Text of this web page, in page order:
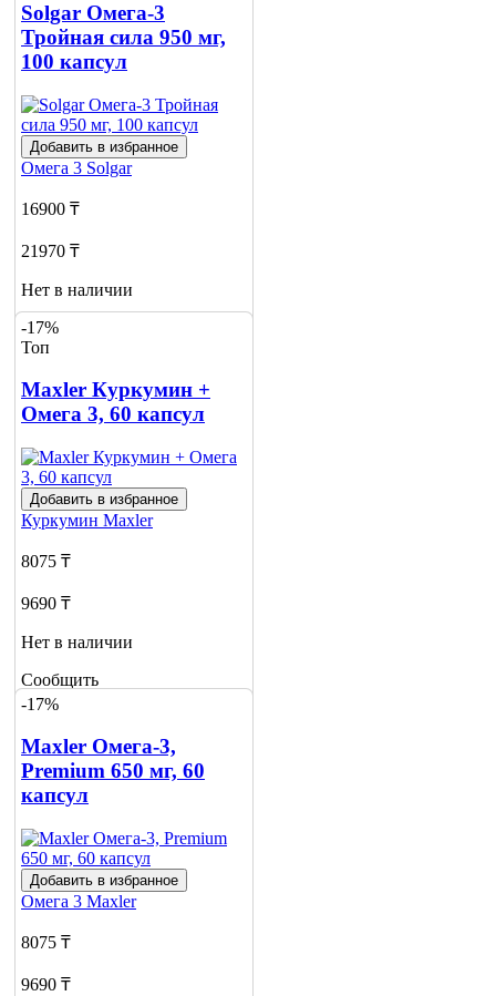
Solgar Омега-3
Тройная сила 950 мг,
100 капсул
Добавить в избранное
Омега 3 Solgar
16900 ₸
21970 ₸
Нет в наличии
Сообщить
о наличии
-17%
Топ
Maxler Куркумин +
Омега 3, 60 капсул
Добавить в избранное
Куркумин Maxler
8075 ₸
9690 ₸
Нет в наличии
Сообщить
о наличии
-17%
Maxler Омега-3,
Premium 650 мг, 60
капсул
Добавить в избранное
Омега 3 Maxler
8075 ₸
9690 ₸